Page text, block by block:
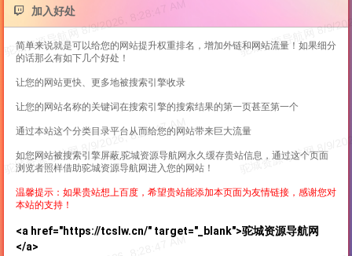
加入好处
简单来说就是可以给您的网站提升权重排名，增加外链和网站流量！如果细分
的话那么有如下几个好处！
让您的网站更快、更多地被搜索引擎收录
让您的网站名称的关键词在搜索引擎的搜索结果的第一页甚至第一个
通过本站这个分类目录平台从而给您的网站带来巨大流量
如您网站被搜索引擎屏蔽,驼城资源导航网永久缓存贵站信息，通过这个页面
浏览者照样借助驼城资源导航网进入您的网站！
温馨提示：如果贵站想上百度，希望贵站能添加本页面为友情链接，感谢您对
本站的支持！
<a href="https://tcslw.cn/" target="_blank">驼城资源导航网
</a>